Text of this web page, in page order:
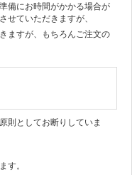
備にお時間がかかる場合が
せていただきますが、
ますが、もちろんご注文の
則としてお断りしていま
す。